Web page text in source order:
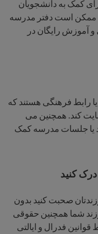
کمک به دانشجویان
ممکن است دفتر مدرسه
آموزش رایگان در
رابط فرهنگی هستند که
کند. همچنین می
یا جلسات مدرسه کمک
کنید
صحبت کنید بدون
شما همچنین حقوقی
فدرال و ایالتی